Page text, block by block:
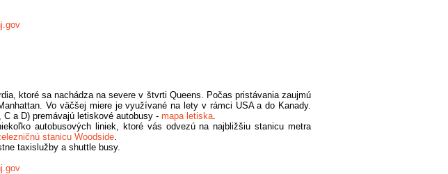
ktoré sa nachádza na severe v štvrti Queens. Počas pristávania zaujmú
Vo väčšej miere je využívané na lety v rámci USA a do Kanady.
a D) premávajú letiskové autobusy - mapa letiska
autobusových liniek, ktoré vás odvezú na najbližšiu stanicu metra
stanicu Woodside
taxislužby a shuttle busy.